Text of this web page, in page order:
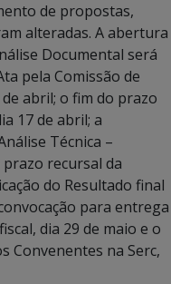
de propostas,
alteradas. A abertura
Documental será
pela Comissão de
abril; o fim do prazo
17 de abril; a
Técnica –
recursal da
do Resultado final
para entrega
dia 29 de maio e o
Convenentes na Serc,